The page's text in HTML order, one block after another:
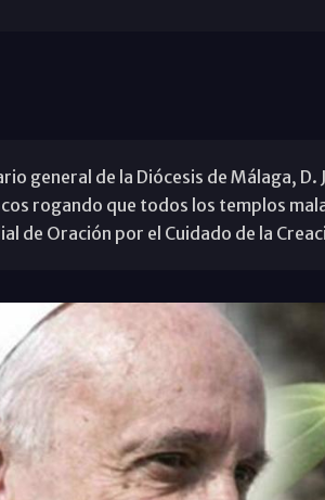
general de la Diócesis de Málaga,
rogando que todos los templos
de Oración por el Cuidado de la